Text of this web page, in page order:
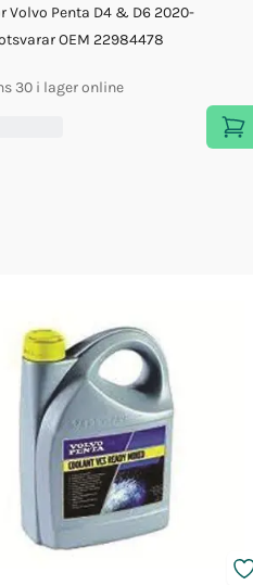
Volvo Penta D4 & D6 2020-
OEM 22984478
30 i lager online